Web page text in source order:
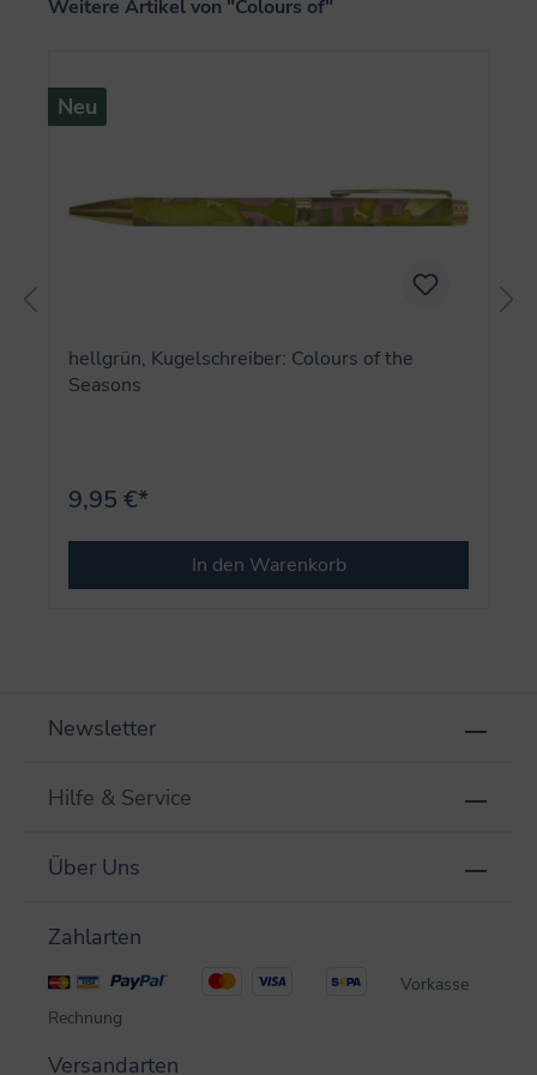
Produktgalerie überspringen
Weitere Artikel von "Colours of"
Neu
hellgrün, Kugelschreiber: Colours of the
Seasons
9,95 €*
In den Warenkorb
Newsletter
Hilfe & Service
Über Uns
Zahlarten
Vorkasse
Rechnung
Versandarten